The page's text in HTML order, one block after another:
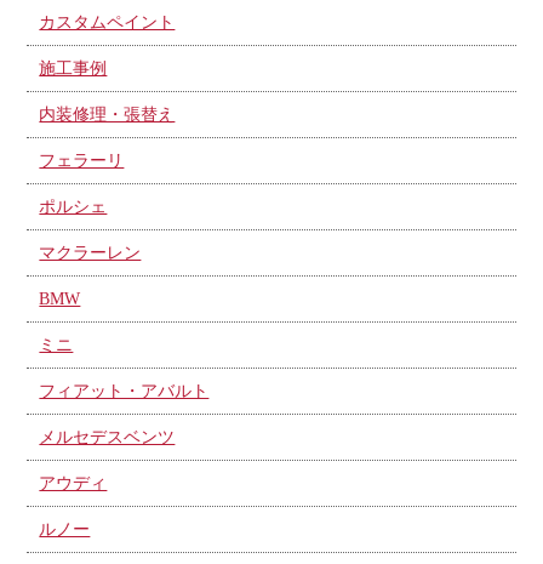
カスタムペイント
施工事例
内装修理・張替え
フェラーリ
ポルシェ
マクラーレン
BMW
ミニ
フィアット・アバルト
メルセデスベンツ
アウディ
ルノー